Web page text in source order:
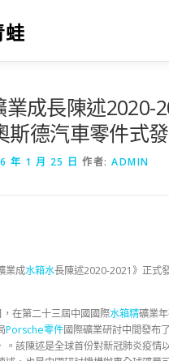
蛙
業成長陳述2020-
斯德汽車零件式
年 1 月 25 日 作者: ADMIN
業成水箱水長陳述2020-2021》正式
在第二十三屆中國國際水箱精礦業
Porsche零件國際礦業研討中間發布
。該陳述是全球首份對新冠肺炎疫情